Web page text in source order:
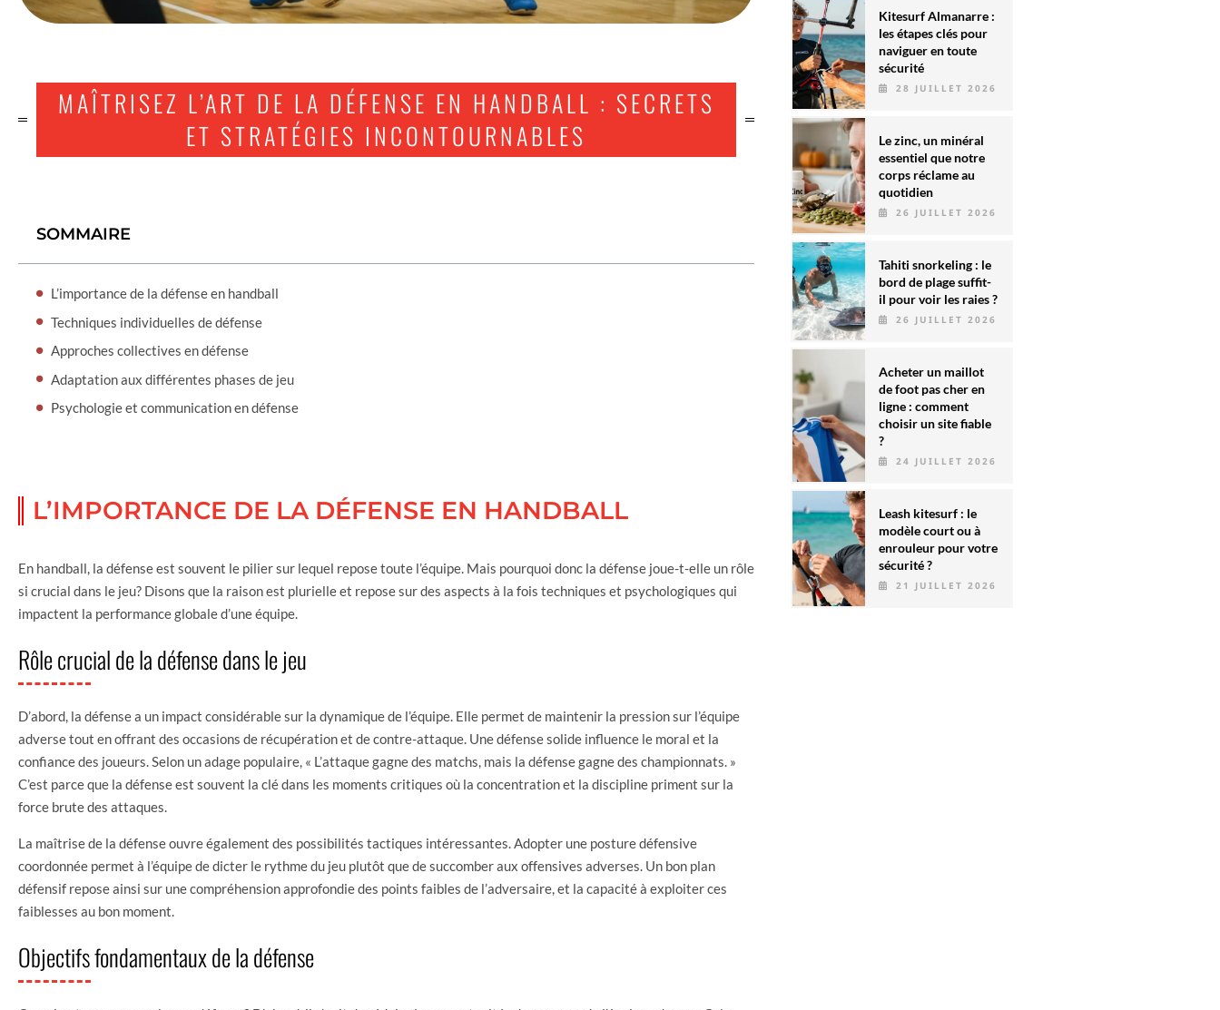
MAÎTRISEZ L’ART DE LA DÉFENSE EN HANDBALL : SECRETS
ET STRATÉGIES INCONTOURNABLES
SOMMAIRE
L’importance de la défense en handball
Techniques individuelles de défense
Approches collectives en défense
Adaptation aux différentes phases de jeu
Psychologie et communication en défense
L’IMPORTANCE DE LA DÉFENSE EN HANDBALL
En handball, la défense est souvent le pilier sur lequel repose toute l’équipe. Mais pourquoi donc la défense joue-t-elle un rôle
si crucial dans le jeu? Disons que la raison est plurielle et repose sur des aspects à la fois techniques et psychologiques qui
impactent la performance globale d’une équipe.
Rôle crucial de la défense dans le jeu
D’abord, la défense a un impact considérable sur la dynamique de l’équipe. Elle permet de maintenir la pression sur l’équipe
adverse tout en offrant des occasions de récupération et de contre-attaque. Une défense solide influence le moral et la
confiance des joueurs. Selon un adage populaire, « L’attaque gagne des matchs, mais la défense gagne des championnats. »
C’est parce que la défense est souvent la clé dans les moments critiques où la concentration et la discipline priment sur la
force brute des attaques.
La maîtrise de la défense ouvre également des possibilités tactiques intéressantes. Adopter une posture défensive
coordonnée permet à l’équipe de dicter le rythme du jeu plutôt que de succomber aux offensives adverses. Un bon plan
défensif repose ainsi sur une compréhension approfondie des points faibles de l’adversaire, et la capacité à exploiter ces
faiblesses au bon moment.
Objectifs fondamentaux de la défense
Kitesurf Almanarre :
les étapes clés pour
naviguer en toute
sécurité
28 JUILLET 2026
Le zinc, un minéral
essentiel que notre
corps réclame au
quotidien
26 JUILLET 2026
Tahiti snorkeling : le
bord de plage suffit-
il pour voir les raies ?
26 JUILLET 2026
Acheter un maillot
de foot pas cher en
ligne : comment
choisir un site fiable
?
24 JUILLET 2026
Leash kitesurf : le
modèle court ou à
enrouleur pour votre
sécurité ?
21 JUILLET 2026